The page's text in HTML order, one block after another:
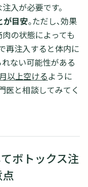
入が必要です。
が目安。ただし、効果
の状態によっても
再注入すると体内に
ない可能性がある
以上空けるように
医と相談してみてく
ボトックス注